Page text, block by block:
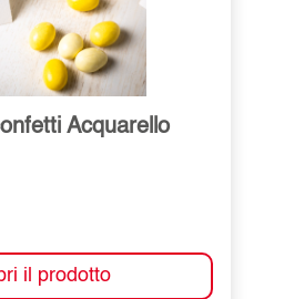
Acquarello
il prodotto